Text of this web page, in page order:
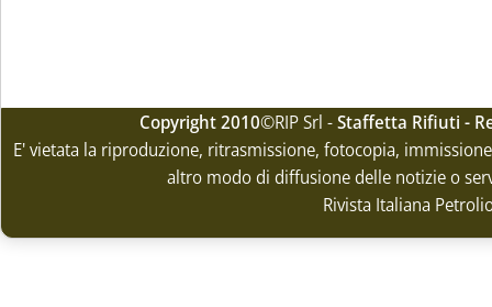
Copyright 2010©RIP Srl -Staffetta Rifiuti -
E' vietata la riproduzione, ritrasmissione, fotocopia,
altro modo di diffusione delle notizie o
Rivista Italiana